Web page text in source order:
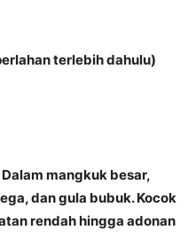
terlebih dahulu)
Dalam mangkuk besar,
dan gula bubuk. Kocok
rendah hingga adonan